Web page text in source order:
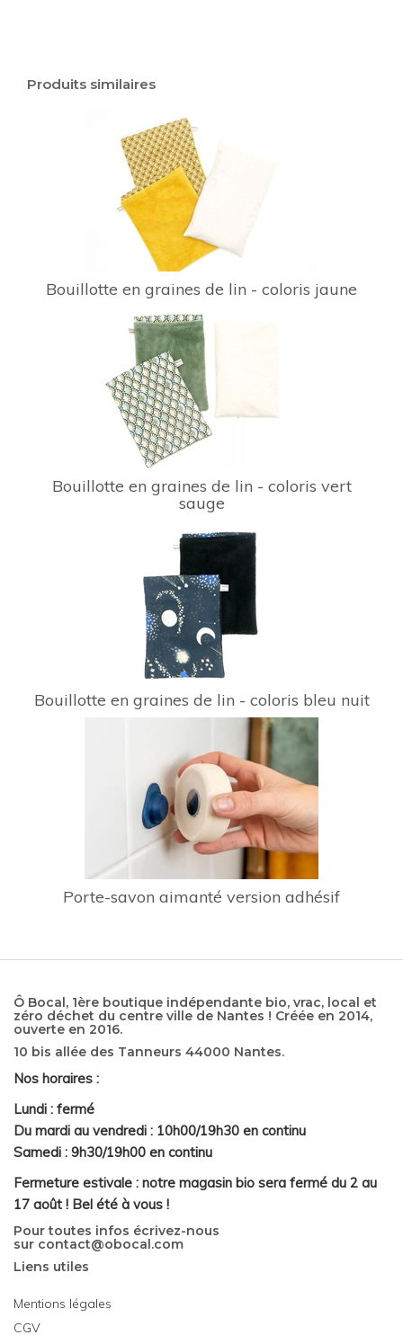
Produits similaires
Bouillotte en graines de lin - coloris jaune
Bouillotte en graines de lin - coloris vert
sauge
Bouillotte en graines de lin - coloris bleu nuit
Porte-savon aimanté version adhésif
Ô Bocal, 1ère boutique indépendante bio, vrac, local et
zéro déchet du centre ville de Nantes ! Créée en 2014,
ouverte en 2016.
10 bis allée des Tanneurs 44000 Nantes.
Nos horaires :
Lundi : fermé
Du mardi au vendredi : 10h00/19h30 en continu
Samedi : 9h30/19h00 en continu
Fermeture estivale : notre magasin bio sera fermé du 2 au
17 août ! Bel été à vous !
Pour toutes infos écrivez-nous
sur contact@obocal.com
Liens utiles
Mentions légales
CGV